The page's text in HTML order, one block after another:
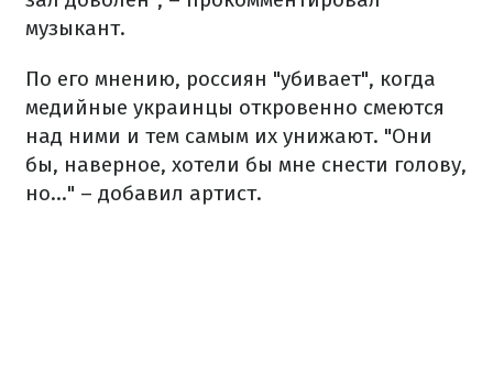
музыкант.
По его мнению, россиян "убивает", когда
медийные украинцы откровенно смеются
над ними и тем самым их унижают. "Они
бы, наверное, хотели бы мне снести голову,
но..." – добавил артист.